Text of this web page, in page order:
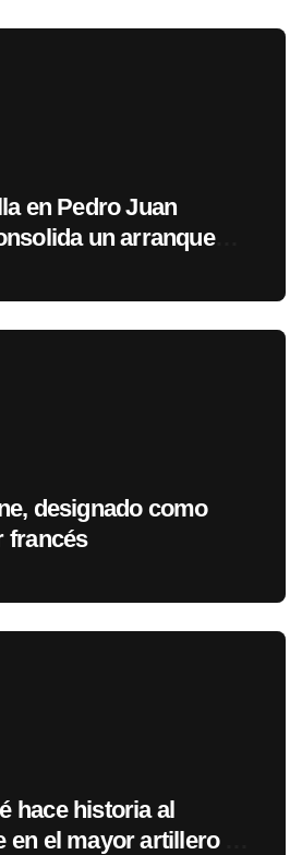
en Pedro Juan
un arranque
designado como
francés
hace historia al
el mayor artillero de